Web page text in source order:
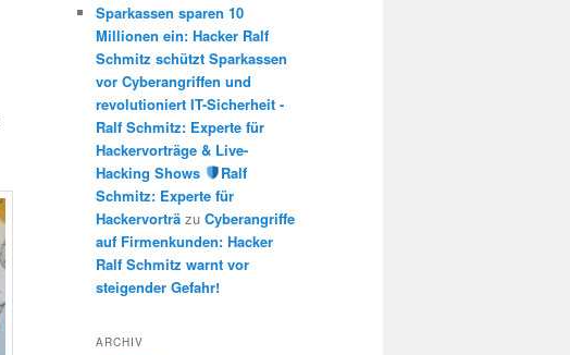
Sparkassen sparen 10
Millionen ein: Hacker Ralf
Schmitz schützt Sparkassen
vor Cyberangriffen und
revolutioniert IT-Sicherheit -
Ralf Schmitz: Experte für
Hackervorträge & Live-
Hacking Shows
Ralf
Schmitz: Experte für
Hackervorträ zu Cyberangriffe
auf Firmenkunden: Hacker
Ralf Schmitz warnt vor
steigender Gefahr!
ARCHIV